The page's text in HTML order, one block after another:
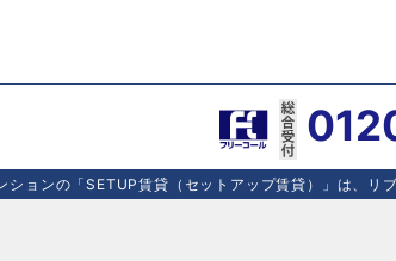
ションの「SETUP賃貸（セットアップ賃貸）」は、リ